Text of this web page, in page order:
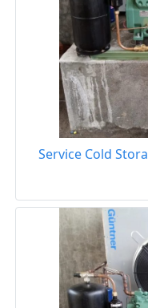
Service Cold